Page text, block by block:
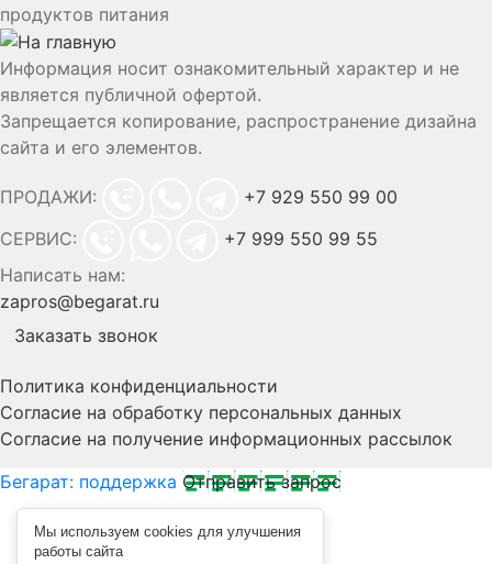
Мы используем cookies для улучшения
работы сайта
продуктов питания
Информация носит ознакомительный характер и не
является публичной офертой.
Запрещается копирование, распространение дизайна
сайта и его элементов.
ПРОДАЖИ:
+7 929 550 99 00
СЕРВИС:
+7 999 550 99 55
Написать нам:
zapros@begarat.ru
Заказать звонок
Политика конфиденциальности
Согласие на обработку персональных данных
Согласие на получение информационных рассылок
Бегарат: поддержка Отправить запрос